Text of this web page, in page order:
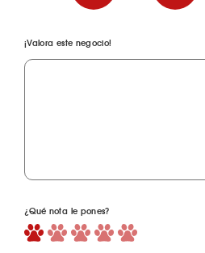
¡Valora este negocio!
¿Qué nota le pones?